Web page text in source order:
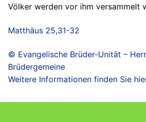
Völker werden vor ihm versammelt
Matthäus 25,31-32
© Evangelische Brüder-Unität –
Brüdergemeine
Weitere Informationen finden Sie